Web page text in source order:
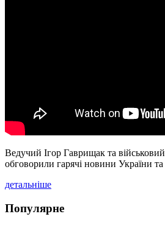
Ведучий Ігор Гаврищак та
обговорили гарячі новини України
детальніше
Популярне